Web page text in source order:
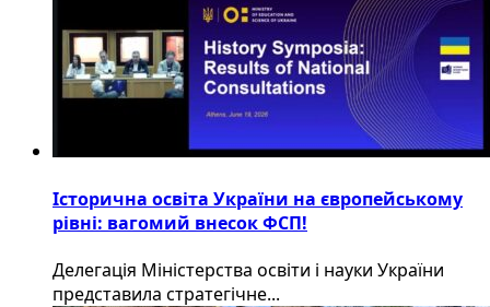
Історична освіта України на європейському
рівні: вагомий внесок ФСП!
Делегація Міністерства освіти і науки України
представила стратегічне...